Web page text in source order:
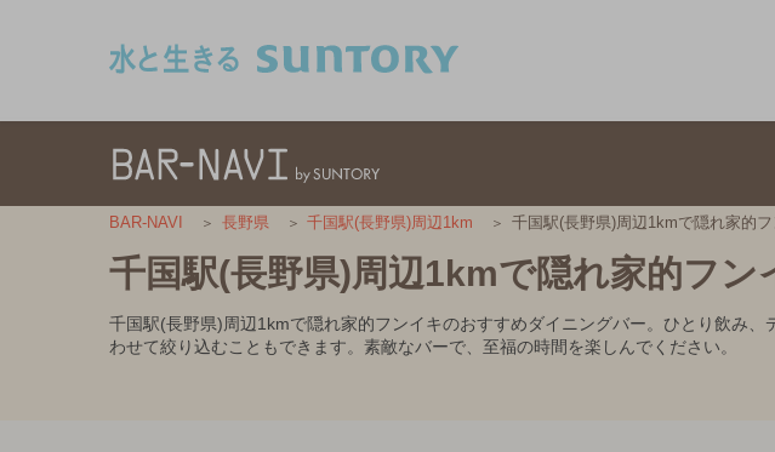
BAR-NAVI 長野県 千国駅(長野県)周辺1km 千国駅(長野県)周辺1kmで隠れ家的
千国駅(長野県)周辺1kmで隠れ家的フ
千国駅(長野県)周辺1kmで隠れ家的フンイキのおすすめダイニングバー。ひとり飲み
わせて絞り込むこともできます。素敵なバーで、至福の時間を楽しんでください。